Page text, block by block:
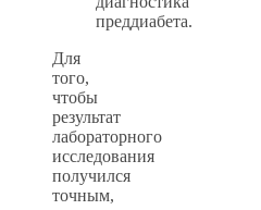
преддиабета.
Для
того,
чтобы
результат
лабораторного
исследования
получился
точным,